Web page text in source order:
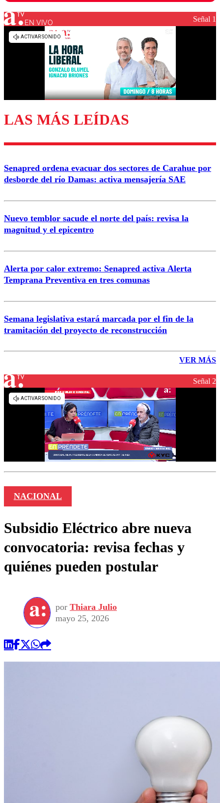
Los comentarios son moderados para garantizar un
diálogo respetuoso.
Enviar comentario
EN VIVO Señal 1
LAS MÁS LEÍDAS
Senapred ordena evacuar dos sectores de Carahue por
desborde del río Damas: activa mensajería SAE
Nuevo temblor sacude el norte del país: revisa la
magnitud y el epicentro
Alerta por calor extremo: Senapred activa Alerta
Temprana Preventiva en tres comunas
Semana legislativa estará marcada por el fin de la
tramitación del proyecto de reconstrucción
VER MÁS
Señal 2
NACIONAL
Subsidio Eléctrico abre nueva
convocatoria: revisa fechas y
quiénes pueden postular
por Thiara Julio
mayo 25, 2026